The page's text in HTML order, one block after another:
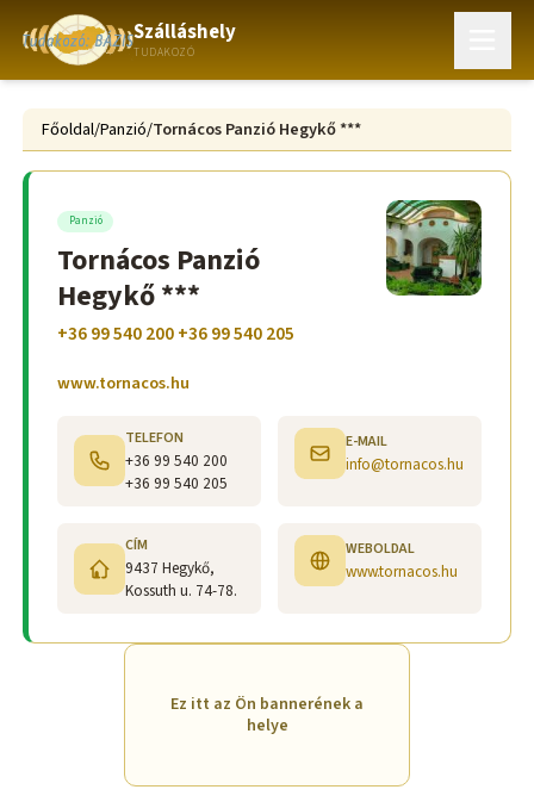
Szálláshely
TUDAKOZÓ
Főoldal/Panzió/Tornácos Panzió Hegykő ***
Panzió
Tornácos Panzió
Hegykő ***
+36 99 540 200 +36 99 540 205
www.tornacos.hu
TELEFON
+36 99 540 200
+36 99 540 205
E-MAIL
info@tornacos.hu
CÍM
9437 Hegykő,
Kossuth u. 74-78.
WEBOLDAL
www.tornacos.hu
Ez itt az Ön bannerének a
helye